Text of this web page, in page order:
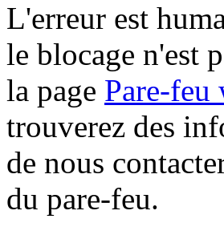
L'erreur est
le blocage n'est
la page Pare-feu
trouverez des
de nous
du pare-feu.